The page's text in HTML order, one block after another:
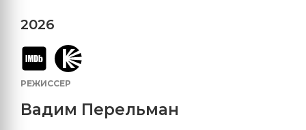
2026
РЕЖИССЕР
Вадим Перельман